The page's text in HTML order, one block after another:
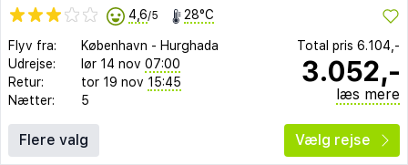
4,6/5 28°C
Flyv fra: København - Hurghada
Udrejse:
lør 14 nov 07:00
Retur:
tor 19 nov 15:45
Nætter:
5
Total pris 6.104,-
3.052,-
læs mere
Flere valg Vælg rejse